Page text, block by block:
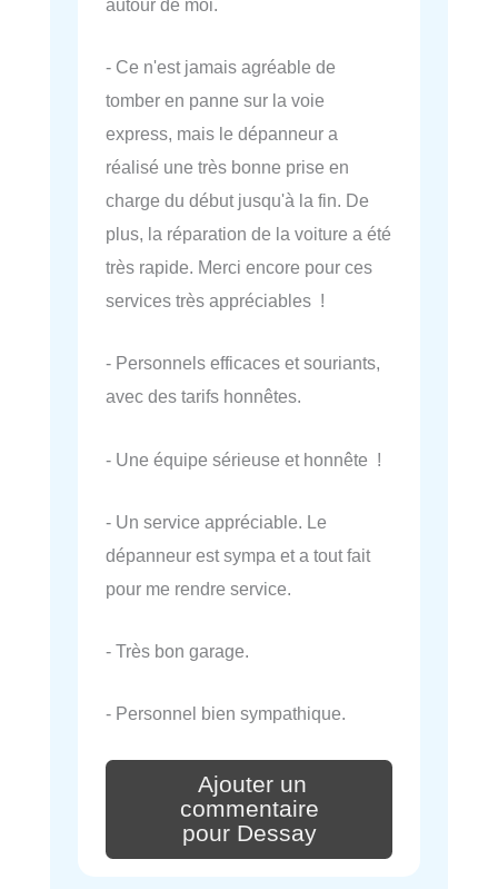
autour de moi.
- Ce n'est jamais agréable de
tomber en panne sur la voie
express, mais le dépanneur a
réalisé une très bonne prise en
charge du début jusqu'à la fin. De
plus, la réparation de la voiture a été
très rapide. Merci encore pour ces
services très appréciables !
- Personnels efficaces et souriants,
avec des tarifs honnêtes.
- Une équipe sérieuse et honnête !
- Un service appréciable. Le
dépanneur est sympa et a tout fait
pour me rendre service.
- Très bon garage.
- Personnel bien sympathique.
Ajouter un
commentaire
pour Dessay